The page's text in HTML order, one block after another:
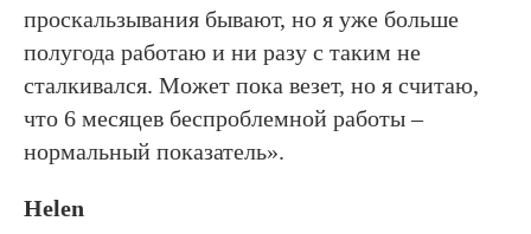
проскальзывания бывают, но я уже больше
полугода работаю и ни разу с таким не
сталкивался. Может пока везет, но я считаю,
что 6 месяцев беспроблемной работы –
нормальный показатель».
Helen